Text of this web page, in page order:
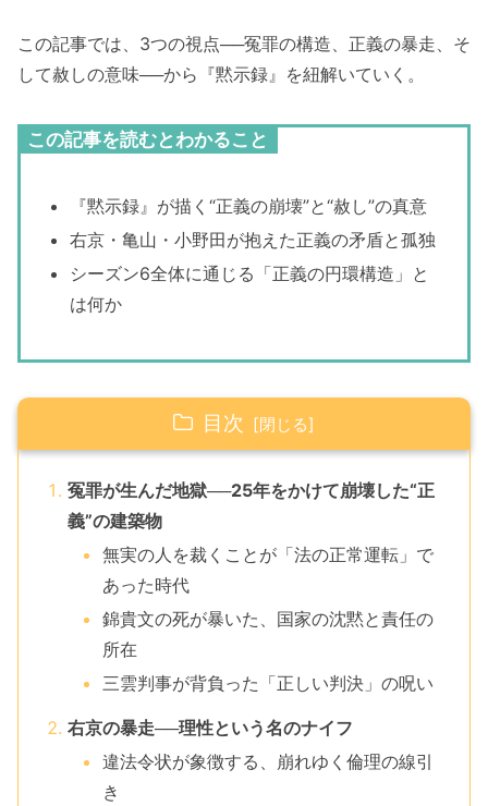
この記事では、3つの視点──冤罪の構造、正義の暴走、そ
して赦しの意味──から『黙示録』を紐解いていく。
この記事を読むとわかること
『黙示録』が描く“正義の崩壊”と“赦し”の真意
右京・亀山・小野田が抱えた正義の矛盾と孤独
シーズン6全体に通じる「正義の円環構造」と
は何か
目次
冤罪が生んだ地獄──25年をかけて崩壊した“正
義”の建築物
無実の人を裁くことが「法の正常運転」で
あった時代
錦貴文の死が暴いた、国家の沈黙と責任の
所在
三雲判事が背負った「正しい判決」の呪い
右京の暴走──理性という名のナイフ
違法令状が象徴する、崩れゆく倫理の線引
き